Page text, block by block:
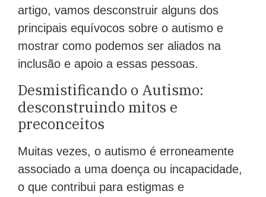
artigo, vamos desconstruir alguns dos
principais equívocos sobre o autismo e
mostrar como podemos ser aliados na
inclusão e apoio a essas pessoas.
Desmistificando o Autismo:
desconstruindo mitos e
preconceitos
Muitas vezes, o autismo é erroneamente
associado a uma doença ou incapacidade,
o que contribui para estigmas e